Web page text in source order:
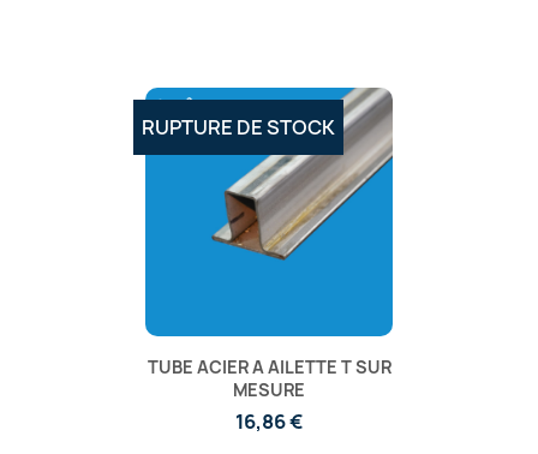
TUBE ACIER A AILETTE T SUR
MESURE
16,86 €
RUPTURE DE STOCK